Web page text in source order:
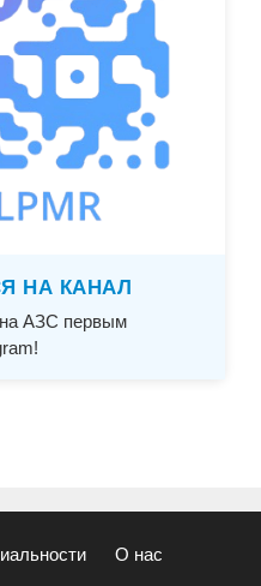
НА КАНАЛ
АЗС первым
О нас